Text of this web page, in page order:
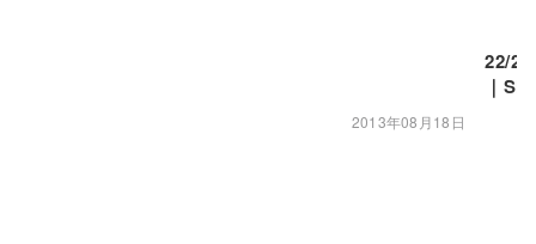
2013年08月18日
22/
｜